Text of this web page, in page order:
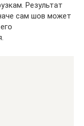
Результат
сам шов может